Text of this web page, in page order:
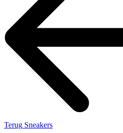
Terug Sneakers